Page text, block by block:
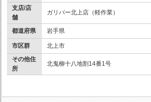
支店/店
舗
ガリバー北上店（軽作業）
都道府県 岩手県
市区群
北上市
その他住
所
北鬼柳十八地割14番1号